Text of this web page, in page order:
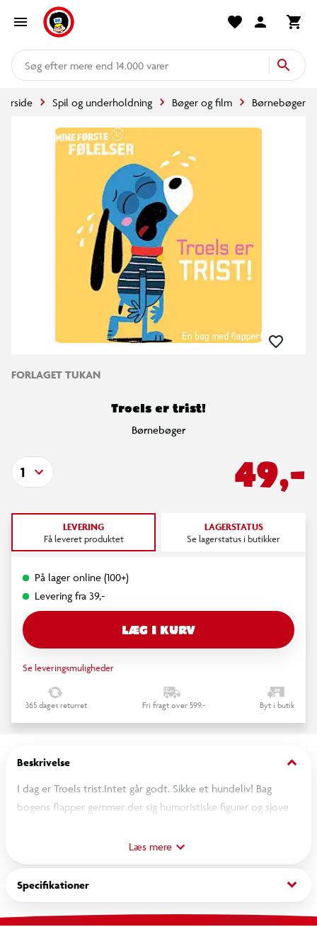
mere end 14.000 varer
Forside Spil og underholdning Bøger og film Børnebøger
FORLAGET TUKAN
Troels er trist!
Børnebøger
49,-
1
LEVERING
Få leveret produktet
LAGERSTATUS
Se lagerstatus i butikker
På lager online (100+)
Levering fra 39,-
LÆG I KURV
Se leveringsmuligheder
365 dages returret Fri fragt over 599,- Byt i butik
Beskrivelse keyboard_arrow_down
I dag er Troels trist.Intet går godt. Sikke et hundeliv! Bag
bogens flapper gemmer der sig humoristiske figurer og sjove
følelserne. Et godt udgangspunkt for en snak med barnet om
følelser!Små børn har også store følelser. I denne serie kan
samtalen omkring følelser basere sig på humor. Her er sjove,
overdrevne tegninger i fjollede situationer, som alligevel godt
kan genkendes i barnets verden. Der er fire forskellige titler,
Læs mere
Specifikationer keyboard_arrow_down